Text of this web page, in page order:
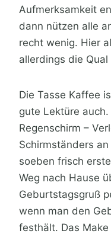
Aufmerksamkeit
dann nützen alle
recht wenig. Hier
allerdings die Qual
Die Tasse Kaffee
gute Lektüre
Regenschirm –
Schirmständers
soeben frisch
Weg nach Hause
Geburtstagsgruß
wenn man den
festhält. Das